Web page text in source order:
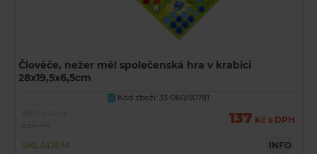
Člověče, nežer mě! společenská hra v krabici
28x19,5x6,5cm
U
Kód zboží: 33-060/50781
137 Kč s DPH
SKLADEM INFO